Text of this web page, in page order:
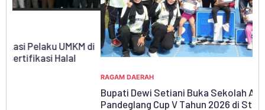
Bupati Dewi Setiani Buka Sekolah Atletik Badak
Pandeglang Cup V Tahun 2026 di Stadion